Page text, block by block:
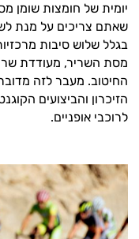
יומית של חומצות שומן
שאתם צריכים על מנת
מסת השריר, מעודדת
החיטוב. מעבר לזה
הזיכרון והביצועים
לרוכבי אופניים.